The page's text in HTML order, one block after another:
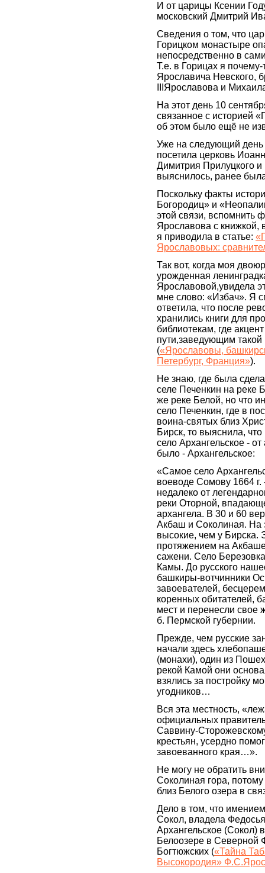
И от царицы Ксении
московский Дмитрий
Сведения о том, что
Горицком монастыре
непосредственно в
Т.е. в Горицах я
Ярославича Невского,
IIIЯрославова и
На этот день 10
связанное с историей
об этом было ещё не
Уже на следующий день
посетила церковь
Димитрия Прилуцкого и
выяснилось, ранее
Поскольку факты
Богородиц» и
этой связи, вспомнить
Ярославова с книжкой,
я приводила в статье:
Ярославовых:
Так вот, когда моя
урожденная
Ярославовой,увидела
мне слово: «Избач». Я
ответила, что после
хранились книги для
библиотекам, где
пути,заведующим
(«Ярославовы,
Петербург, Франция»).
Не знаю, где была
селе Печенкин на реке
же реке Белой, но что
село Печенкин, где в
воина-святых близ
Бирск, то выяснила,
село Архангельское -
было - Архангельское:
«Самое село
воеводе Сомову 1664
недалеко от
реки Оторной,
архангела. В 30 и 60
Акбаш и Соколиная. На
высокие, чем у
протяжением на
сажени. Село
Камы. До русского
башкиры-вотчинники
завоевателей,
коренных обитателей,
мест и перенесли свое
б. Пермской губернии.
Прежде, чем русские
начали здесь
(монахи), один из
рекой Камой они
взялись за постройку
угодников…
Вся эта местность,
официальных
Саввину-
крестьян, усердно
завоеванного края…».
Не могу не обратить
Соколиная гора,
близ Белого озера в
Дело в том, что
Сокол, владела
Архангельское (Сокол)
Белоозере в Северной
Богтюжских («Тайна
Высокородия»